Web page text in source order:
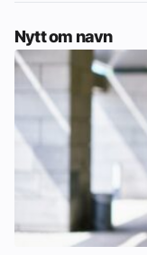
Nytt om navn